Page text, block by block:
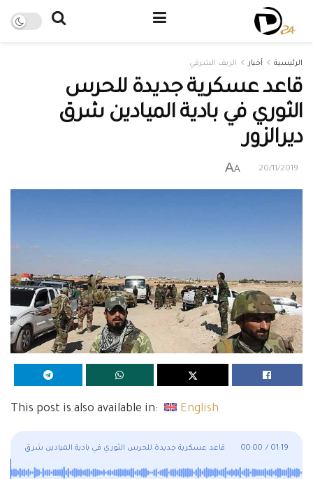
الرئيسية أخبار الريف الشرقي
قاعد عسكرية جديدة للحرس
الثوري في بادية الميادين شرق
ديرالزور
20/11/2019
A
A
This post is also available in: English
قاعد عسكرية جديدة للحرس الثوري في بادية الميادين شرق
ديرالزور
00:00 / 01:19